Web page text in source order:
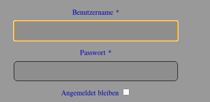
Benutzername *
Passwort *
Angemeldet bleiben